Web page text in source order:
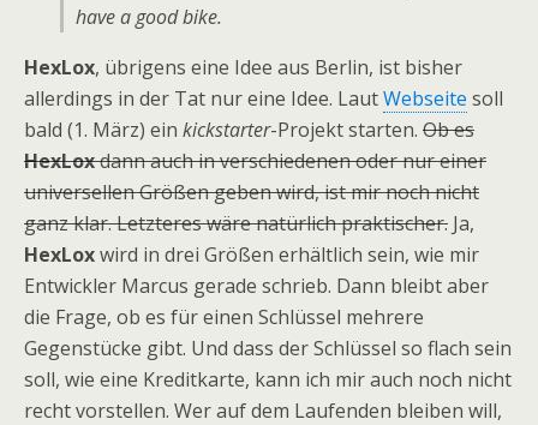
have a good bike.
HexLox, übrigens eine Idee aus Berlin, ist bisher
allerdings in der Tat nur eine Idee. LautWebseite soll
bald (1. März) ein kickstarter-Projekt starten. Ob es
HexLoxdann auch in verschiedenen oder nur einer
universellen Größen geben wird, ist mir noch nicht
ganz klar. Letzteres wäre natürlich praktischer. Ja,
HexLoxwird in drei Größen erhältlich sein, wie mir
Entwickler Marcus gerade schrieb. Dann bleibt aber
die Frage, ob es für einen Schlüssel mehrere
Gegenstücke gibt. Und dass der Schlüssel so flach sein
soll, wie eine Kreditkarte, kann ich mir auch noch nicht
recht vorstellen. Wer auf dem Laufenden bleiben will,